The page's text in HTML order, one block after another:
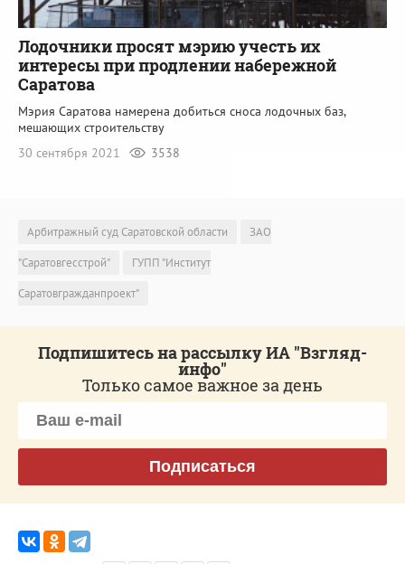
Лодочники просят мэрию учесть их
интересы при продлении набережной
Саратова
Мэрия Саратова намерена добиться сноса лодочных баз,
мешающих строительству
30 сентября 2021
3538
Арбитражный суд Саратовской области
ЗАО
"Саратовгесстрой"
ГУПП "Институт
Саратовгражданпроект"
Подпишитесь на рассылку ИА "Взгляд-
инфо"
Только самое важное за день
Подписаться